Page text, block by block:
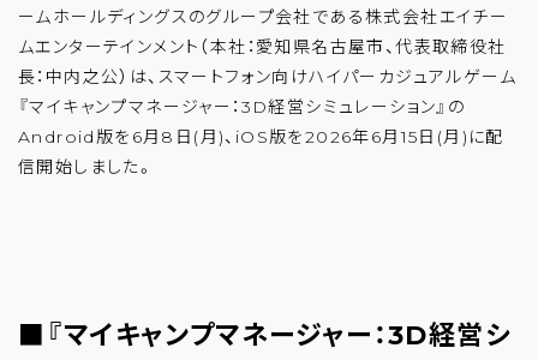
ームホールディングスのグループ会社である株式会社エイチー
ムエンターテインメント（本社：愛知県名古屋市、代表取締役社
長：中内之公）は、スマートフォン向けハイパーカジュアルゲーム
『マイキャンプマネージャー：3D経営シミュレーション』の
Android版を6月8日(月)、iOS版を2026年6月15日(月)に配
信開始しました。
■『マイキャンプマネージャー：3D経営シ